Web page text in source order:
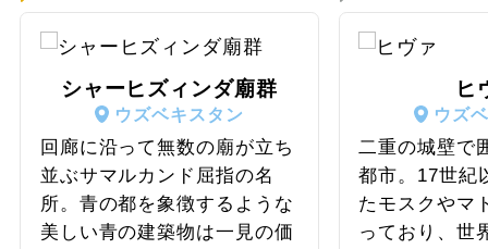
シャーヒズィンダ廟群
ウズベキスタン
回廊に沿って無数の廟が立ち
並ぶサマルカンド屈指の名
所。青の都を象徴するような
美しい青の建築物は一見の価
ヒ
ウズ
二重の城壁で
都市。17世紀
たモスクやマ
っており、世